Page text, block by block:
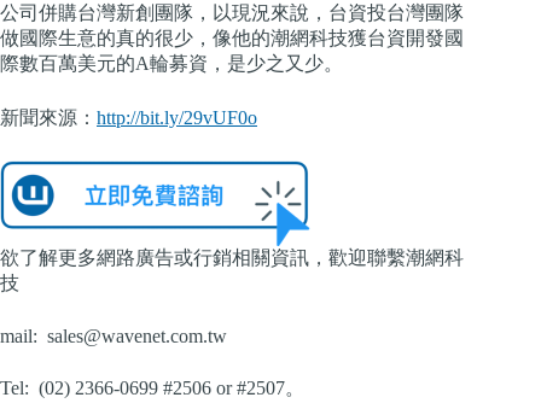
公司併購台灣新創團隊，以現況來說，台資投台灣團隊
做國際生意的真的很少，像他的潮網科技獲台資開發國
際數百萬美元的A輪募資，是少之又少。
新聞來源： http://bit.ly/29vUF0o
欲了解更多網路廣告或行銷相關資訊，歡迎聯繫潮網科
技
mail: sales@wavenet.com.tw
Tel: (02) 2366-0699 #2506 or #2507。